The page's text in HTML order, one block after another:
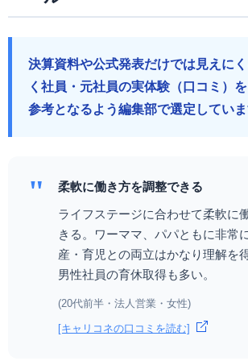
決算資料や公式発表だけでは見えに
く社員・元社員の実体験（口コミ）
参考となるよう編集部で選定していま
"
柔軟に働き方を調整できる
ライフステージに合わせて柔軟に
きる。ワーママ、パパともに非常
産・育児との両立はかなり理解を
男性社員の育休取得も多い。
(20代前半・法人営業・女性)
[キャリコネの口コミを読む]